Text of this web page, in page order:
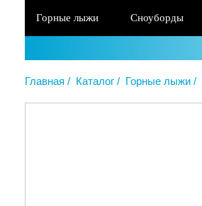
Горные лыжи Сноуборды
Главная Каталог Горные лыжи